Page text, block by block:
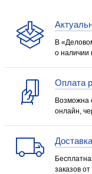
В
о наличии
Оплата
Возможна
онлайн,
заказов